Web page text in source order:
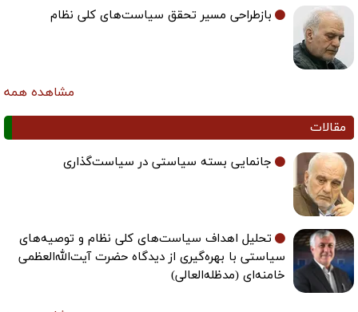
بازطراحی مسیر تحقق سیاست‌های کلی نظام
مشاهده همه
مقالات
جانمایی بسته سیاستی در سیاست‌گذاری
تحلیل اهداف سیاست‌های کلی نظام و توصیه‌های
سیاستی با بهره‌گیری از دیدگاه حضرت آیت‌الله‌العظمی
خامنه‌ای (مدظله‌العالی)